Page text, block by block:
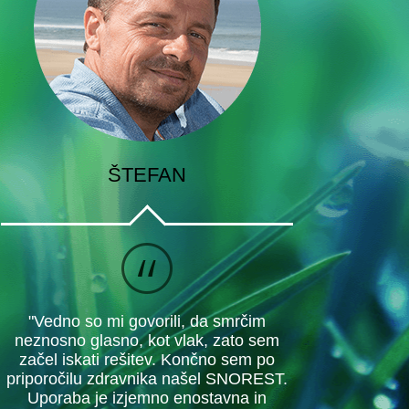
ŠTEFAN
"Vedno so mi govorili, da smrčim
neznosno glasno, kot vlak, zato sem
začel iskati rešitev. Končno sem po
priporočilu zdravnika našel SNOREST.
Uporaba je izjemno enostavna in